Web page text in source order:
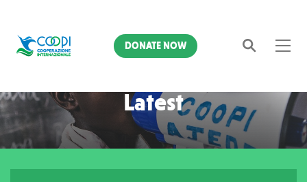
DONATE NOW
Latest